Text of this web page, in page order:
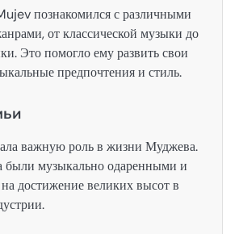
познакомился с различными
от классической музыки до
Это помогло ему развить свои
предпочтения и стиль.
важную роль в жизни Муджева.
были музыкально одаренными и
достижение великих высот в